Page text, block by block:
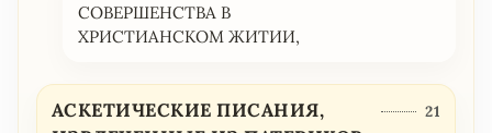
СОВЕРШЕНСТВА В
ХРИСТИАНСКОМ ЖИТИИ,
АСКЕТИЧЕСКИЕ ПИСАНИЯ,
21